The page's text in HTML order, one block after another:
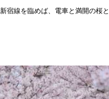
宿線を臨めば、電車と満開の桜